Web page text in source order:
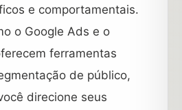
e comportamentais.
o Google Ads e o
ferramentas
de público,
direcione seus